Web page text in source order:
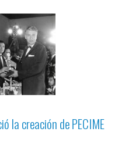
la creación de PECIME